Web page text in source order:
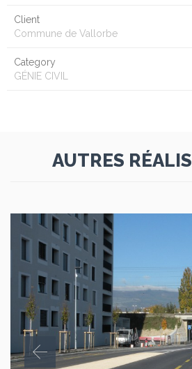
Client
Commune de Vallorbe
Category
GÉNIE CIVIL
AUTRES